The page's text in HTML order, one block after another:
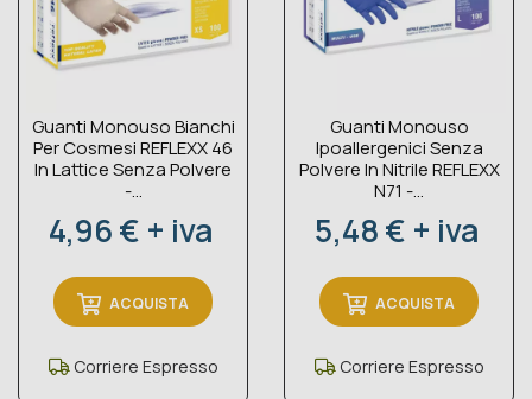
Guanti Monouso Bianchi
Per Cosmesi REFLEXX 46
In Lattice Senza Polvere
-...
Prezzo
4,96 € + iva
ACQUISTA
Corriere Espresso
Guanti Monouso
Ipoallergenici Senza
Polvere In Nitrile REFLEXX
N71 -...
Prezzo
5,48 € + iva
ACQUISTA
Corriere Espresso